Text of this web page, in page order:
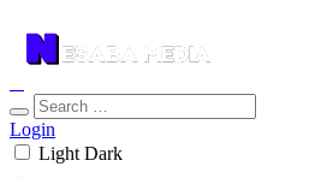
Login
Light Dark